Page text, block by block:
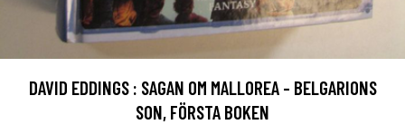
DAVID EDDINGS : SAGAN OM MALLOREA - BELGARIONS
SON, FÖRSTA BOKEN